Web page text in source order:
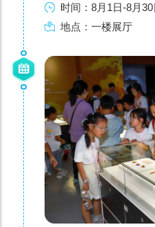
时间：8月1日-8月
地点：一楼展厅